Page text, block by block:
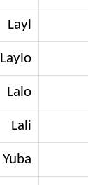
Layl
Laylo
Lalo
Lali
Yuba